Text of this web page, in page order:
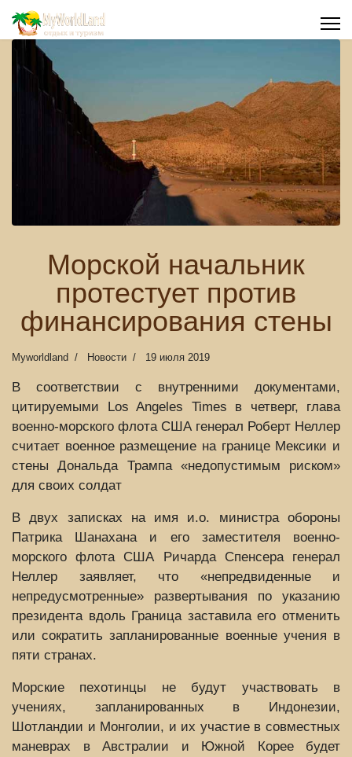
Морской начальник
протестует против
финансирования стены
Myworldland Новости 19 июля 2019
В соответствии с внутренними документами,
цитируемыми Los Angeles Times в четверг, глава
военно-морского флота США генерал Роберт Неллер
считает военное размещение на границе Мексики и
стены Дональда Трампа «недопустимым риском»
для своих солдат
В двух записках на имя и.о. министра обороны
Патрика Шанахана и его заместителя военно-
морского флота США Ричарда Спенсера генерал
Неллер заявляет, что «непредвиденные и
непредусмотренные» развертывания по указанию
президента вдоль Граница заставила его отменить
или сократить запланированные военные учения в
пяти странах.
Морские пехотинцы не будут участвовать в
учениях, запланированных в Индонезии,
Шотландии и Монголии, и их участие в совместных
маневрах в Австралии и Южной Корее будет